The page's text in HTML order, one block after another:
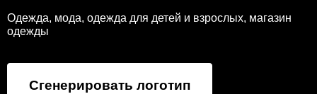
Одежда, мода, одежда для детей и взрослых, магазин
одежды
Сгенерировать логотип